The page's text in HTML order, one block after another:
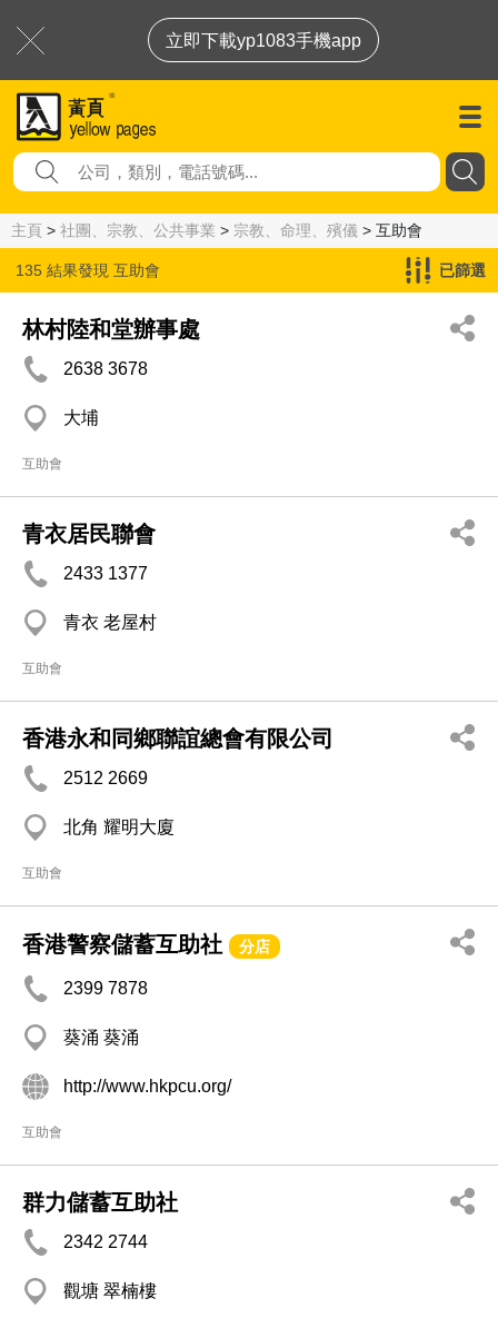
立即下載yp1083手機app
主頁 > 社團、宗教、公共事業 > 宗教、命理、殯儀 > 互助會
135 結果發現 互助會 已篩選
林村陸和堂辦事處
2638 3678
大埔
互助會
青衣居民聯會
2433 1377
青衣 老屋村
互助會
香港永和同鄉聯誼總會有限公司
2512 2669
北角 耀明大廈
互助會
香港警察儲蓄互助社 分店
2399 7878
葵涌 葵涌
http://www.hkpcu.org/
互助會
群力儲蓄互助社
2342 2744
觀塘 翠楠樓